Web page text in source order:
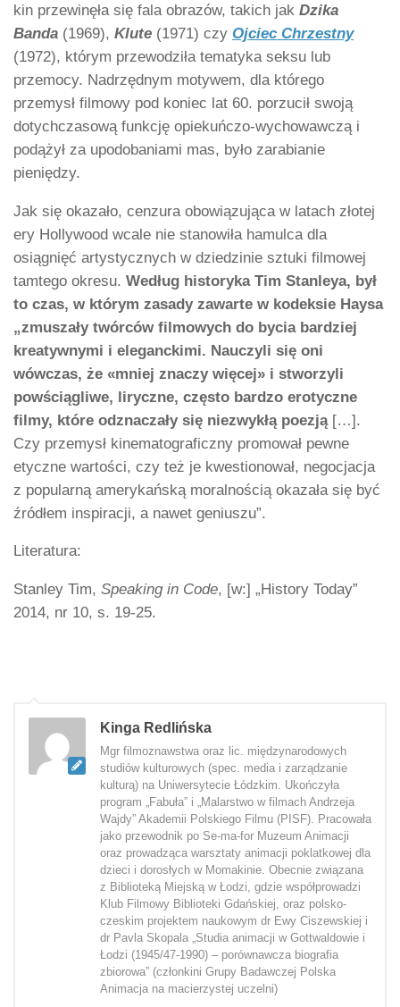
kin przewinęła się fala obrazów, takich jak Dzika
Banda (1969), Klute (1971) czy Ojciec Chrzestny
(1972), którym przewodziła tematyka seksu lub
przemocy. Nadrzędnym motywem, dla którego
przemysł filmowy pod koniec lat 60. porzucił swoją
dotychczasową funkcję opiekuńczo-wychowawczą i
podążył za upodobaniami mas, było zarabianie
pieniędzy.
Jak się okazało, cenzura obowiązująca w latach złotej
ery Hollywood wcale nie stanowiła hamulca dla
osiągnięć artystycznych w dziedzinie sztuki filmowej
tamtego okresu. Według historyka Tim Stanleya, był
to czas, w którym zasady zawarte w kodeksie Haysa
„zmuszały twórców filmowych do bycia bardziej
kreatywnymi i eleganckimi. Nauczyli się oni
wówczas, że «mniej znaczy więcej» i stworzyli
powściągliwe, liryczne, często bardzo erotyczne
filmy, które odznaczały się niezwykłą poezją[…].
Czy przemysł kinematograficzny promował pewne
etyczne wartości, czy też je kwestionował, negocjacja
z popularną amerykańską moralnością okazała się być
źródłem inspiracji, a nawet geniuszu”.
Literatura:
Stanley Tim, Speaking in Code, [w:] „History Today”
2014, nr 10, s. 19-25.
Kinga Redlińska
Mgr filmoznawstwa oraz lic. międzynarodowych
studiów kulturowych (spec. media i zarządzanie
kulturą) na Uniwersytecie Łódzkim. Ukończyła
program „Fabuła” i „Malarstwo w filmach Andrzeja
Wajdy” Akademii Polskiego Filmu (PISF). Pracowała
jako przewodnik po Se-ma-for Muzeum Animacji
oraz prowadząca warsztaty animacji poklatkowej dla
dzieci i dorosłych w Momakinie. Obecnie związana
z Biblioteką Miejską w Łodzi, gdzie współprowadzi
Klub Filmowy Biblioteki Gdańskiej, oraz polsko-
czeskim projektem naukowym dr Ewy Ciszewskiej i
dr Pavla Skopala „Studia animacji w Gottwaldowie i
Łodzi (1945/47-1990) – porównawcza biografia
zbiorowa” (członkini Grupy Badawczej Polska
Animacja na macierzystej uczelni)